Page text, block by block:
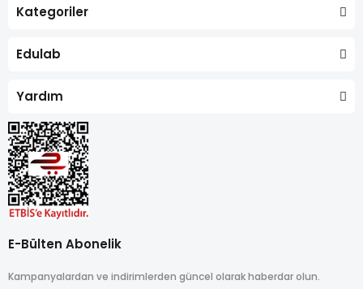
Kategoriler
Edulab
Yardım
E-Bülten Abonelik
Kampanyalardan ve indirimlerden güncel olarak haberdar olun.